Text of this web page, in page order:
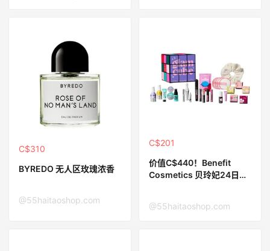
C$310
BYREDO 无人区玫瑰浓香
@55haitaoshop.com
C$201
价值C$440！Benefit
Cosmetics 贝玲妃24日圣
@55haitaoshop.com